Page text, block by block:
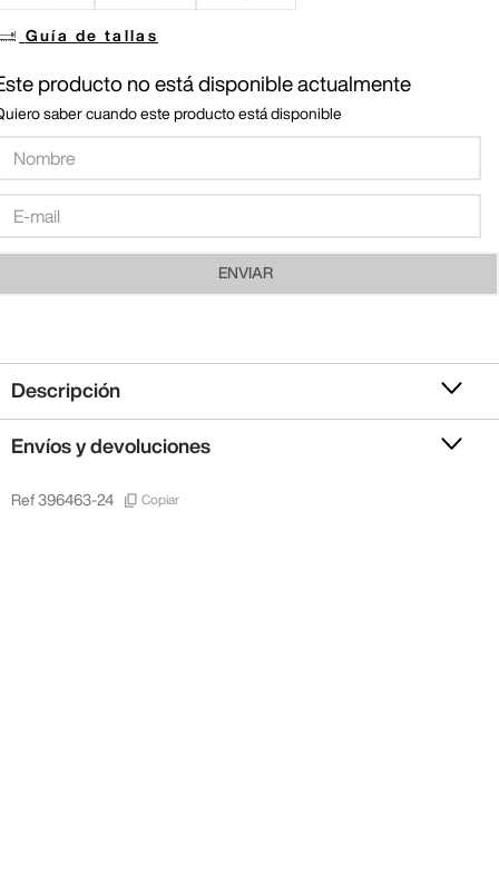
Guía de tallas
producto no está disponible actualmente
saber cuando este producto está disponible
ENVIAR
Descripción
Envíos y devoluciones
Ref 396463-24 Copiar